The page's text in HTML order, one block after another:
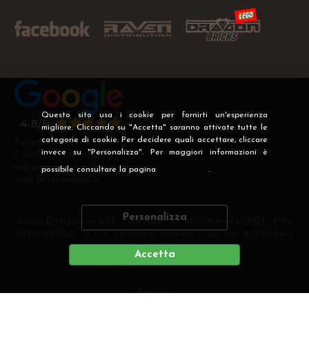
Questo sito usa i cookie per fornirti un'esperienza
migliore. Cliccando su "Accetta" saranno attivate tutte le
categorie di cookie. Per decidere quali accettare, cliccare
invece su "Personalizza". Per maggiori informazioni è
possibile consultare la pagina .
Personalizza
Accetta
Recensioni Verificate
I nostri clienti soddisfatti
valgono più di mille parole
Raven Distribution SRL - Via Fanin 30, 40026 Imola (BO) - P.Iva
i.v
DEVELOPERCREATIVE WEB
Privacy